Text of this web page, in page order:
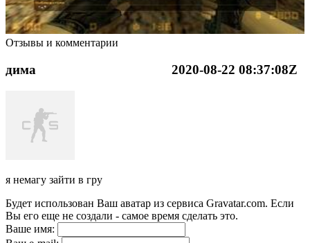
Отзывы и комментарии
дима 2020-08-22 08:37:08Z
я немагу зайти в гру
Будет использован Ваш аватар из сервиса Gravatar.com. Если
Вы его еще не создали - самое время сделать это.
Ваше имя: